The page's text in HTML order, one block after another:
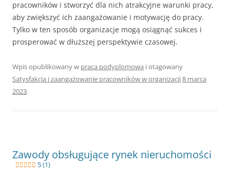
pracowników i stworzyć dla nich atrakcyjne warunki pracy,
aby zwiększyć ich zaangażowanie i motywację do pracy.
Tylko w ten sposób organizacje mogą osiągnąć sukces i
prosperować w dłuższej perspektywie czasowej.
Wpis opublikowany w praca podyplomowa i otagowany
Satysfakcja i zaangażowanie pracowników w organizacji8 marca
2023.
Zawody obsługujące rynek nieruchomości
5 (1)